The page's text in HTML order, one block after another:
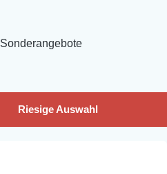
Sonderangebote
Riesige Auswahl